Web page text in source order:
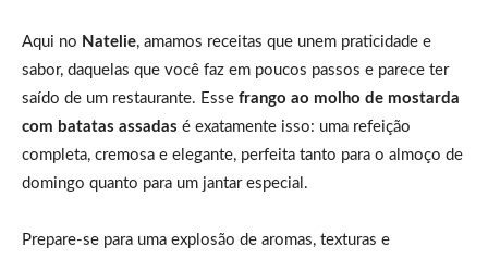
Aqui no Natelie, amamos receitas que unem praticidade e
sabor, daquelas que você faz em poucos passos e parece ter
saído de um restaurante. Esse frango ao molho de mostarda
com batatas assadas é exatamente isso: uma refeição
completa, cremosa e elegante, perfeita tanto para o almoço de
domingo quanto para um jantar especial.
Prepare-se para uma explosão de aromas, texturas e